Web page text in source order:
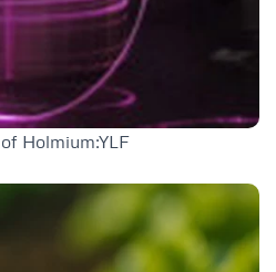
Holmium:YLF